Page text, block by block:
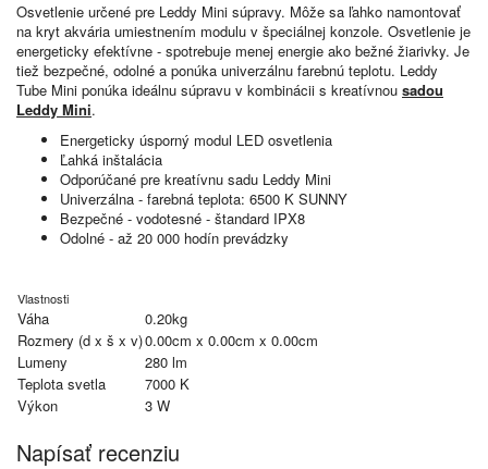
Osvetlenie určené pre Leddy Mini súpravy. Môže sa ľahko namontovať
na kryt akvária umiestnením modulu v špeciálnej konzole. Osvetlenie je
energeticky efektívne - spotrebuje menej energie ako bežné žiarivky. Je
tiež bezpečné, odolné a ponúka univerzálnu farebnú teplotu. Leddy
Tube Mini ponúka ideálnu súpravu v kombinácii s kreatívnou sadou
Leddy Mini.
Energeticky úsporný modul LED osvetlenia
Ľahká inštalácia
Odporúčané pre kreatívnu sadu Leddy Mini
Univerzálna - farebná teplota: 6500 K SUNNY
Bezpečné - vodotesné - štandard IPX8
Odolné - až 20 000 hodín prevádzky
Vlastnosti
Váha
0.20kg
Rozmery (d x š x v)0.00cm x 0.00cm x 0.00cm
Lumeny
280 lm
Teplota svetla
7000 K
Výkon
3 W
Napísať recenziu